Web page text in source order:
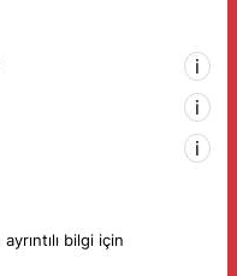
bilgi için